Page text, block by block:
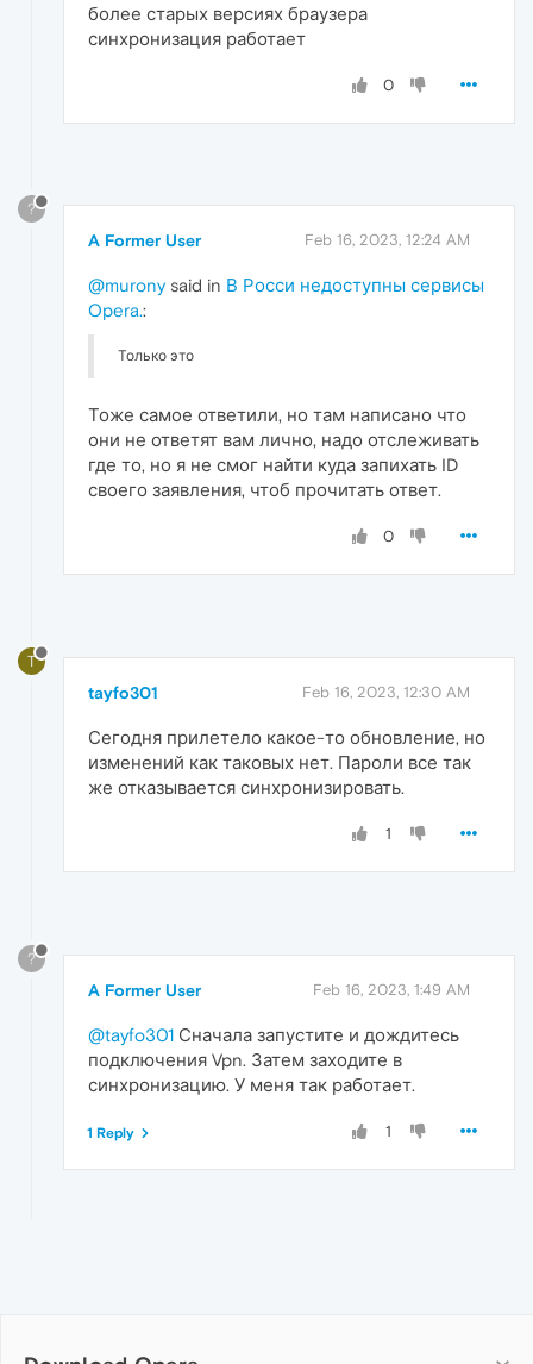
более старых версиях браузера
синхронизация работает
0
?
A Former User Feb 16, 2023, 12:24 AM
@muronysaid in В Росси недоступны сервисы
Opera.:
Только это
Тоже самое ответили, но там написано что
они не ответят вам лично, надо отслеживать
где то, но я не смог найти куда запихать ID
своего заявления, чтоб прочитать ответ.
0
T
tayfo301 Feb 16, 2023, 12:30 AM
Сегодня прилетело какое-то обновление, но
изменений как таковых нет. Пароли все так
же отказывается синхронизировать.
1
?
A Former User Feb 16, 2023, 1:49 AM
@tayfo301 Сначала запустите и дождитесь
подключения Vpn. Затем заходите в
синхронизацию. У меня так работает.
1
1 Reply